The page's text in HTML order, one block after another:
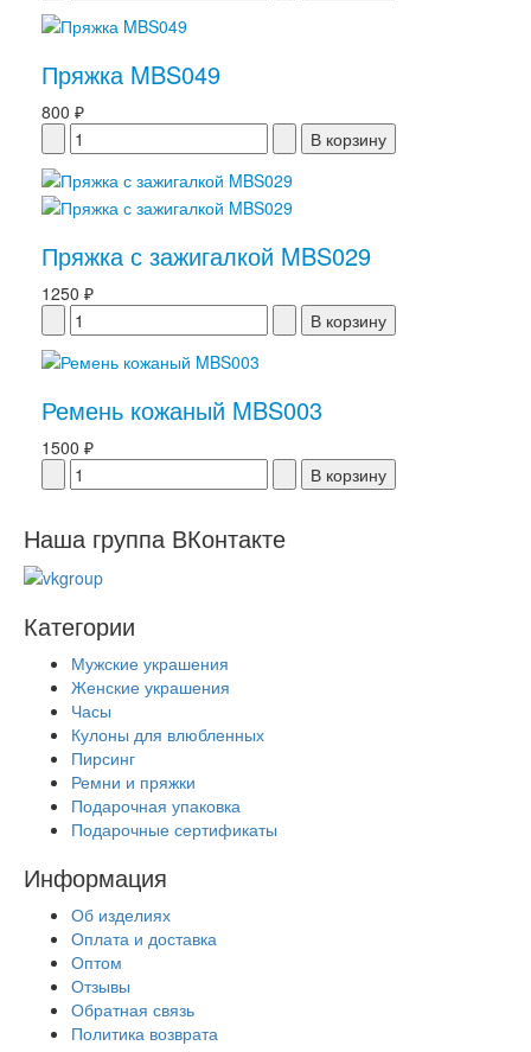
Пряжка MBS049
800 ₽
Пряжка с зажигалкой MBS029
1250 ₽
Ремень кожаный MBS003
1500 ₽
Наша группа ВКонтакте
Категории
Мужские украшения
Женские украшения
Часы
Кулоны для влюбленных
Пирсинг
Ремни и пряжки
Подарочная упаковка
Подарочные сертификаты
Информация
Об изделиях
Оплата и доставка
Оптом
Отзывы
Обратная связь
Политика возврата